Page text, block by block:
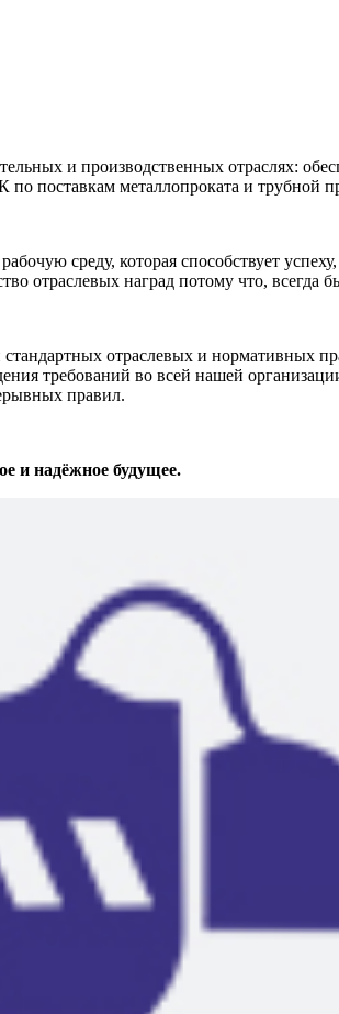
и производственных отраслях:
поставкам металлопроката и трубной
среду, которая способствует
отраслевых наград потому что, всегда
отраслевых и нормативных
требований во всей нашей
правил.
и надёжное будущее.